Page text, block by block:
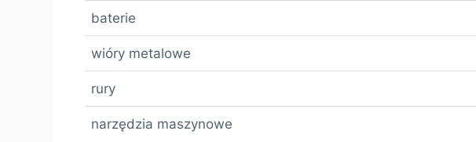
baterie
wióry metalowe
rury
narzędzia maszynowe